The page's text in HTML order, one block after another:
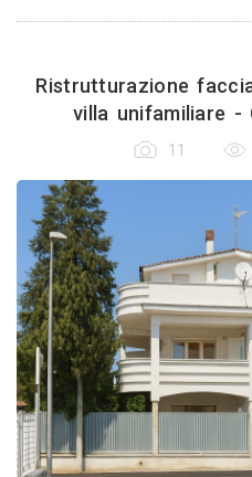
Ristrutturazione
villa unifamiliare -
11